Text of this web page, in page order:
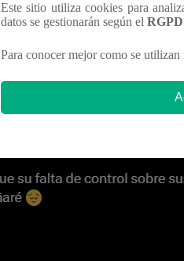
Este sitio utiliza cookies para
datos se gestionarán según el RGPD
Para conocer mejor como se